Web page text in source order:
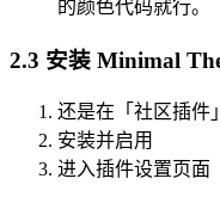
的颜色代码就行。
2.3 安装 Minimal
还是在「社区插件
安装并启用
进入插件设置页面